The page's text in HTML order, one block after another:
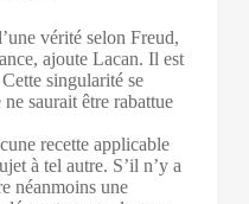
vérité selon Freud,
ajoute Lacan. Il est
singularité se
saurait être rabattue
recette applicable
à tel autre. S’il n’y a
néanmoins une